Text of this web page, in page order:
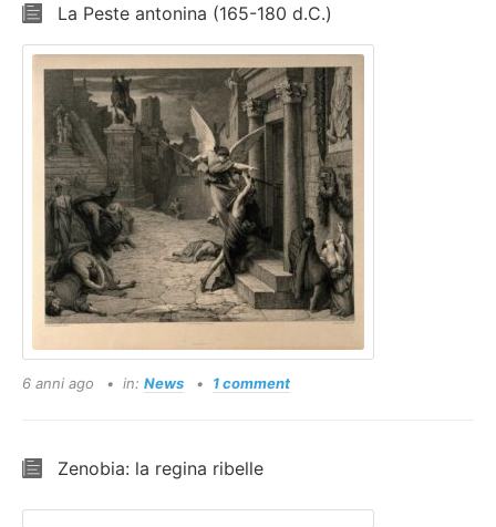
La Peste antonina (165-180 d.C.)
6 anni ago in: News 1 comment
Zenobia: la regina ribelle